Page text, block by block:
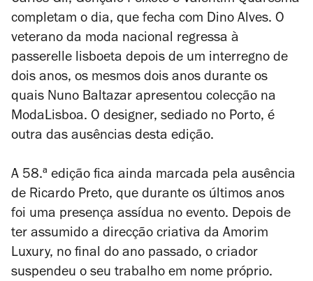
completam o dia, que fecha com Dino Alves. O
veterano da moda nacional regressa à
passerelle lisboeta depois de um interregno de
dois anos, os mesmos dois anos durante os
quais Nuno Baltazar apresentou colecção na
ModaLisboa. O designer, sediado no Porto, é
outra das ausências desta edição.
A 58.ª edição fica ainda marcada pela ausência
de Ricardo Preto, que durante os últimos anos
foi uma presença assídua no evento. Depois de
ter assumido a direcção criativa da Amorim
Luxury, no final do ano passado, o criador
suspendeu o seu trabalho em nome próprio.